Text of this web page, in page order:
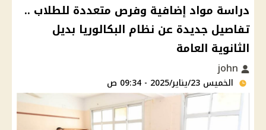
دراسة مواد إضافية وفرص متعددة للطلاب ..
تفاصيل جديدة عن نظام البكالوريا بديل
الثانوية العامة
الخميس 23/يناير/2025 - 09:34 ص